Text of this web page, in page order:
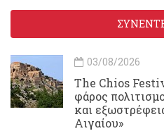
03/08/2026
Τhe Chios
φάρος
και
Αιγαίου»